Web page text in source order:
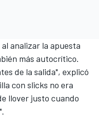
analizar la apuesta
más autocrítico.
de la salida", explicó
con slicks no era
llover justo cuando